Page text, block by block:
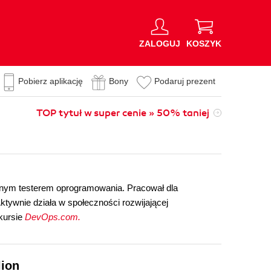
ZALOGUJ KOSZYK
Pobierz aplikację Bony Podaruj prezent
TOP tytuł w super cenie » 50% taniej
testerem oprogramowania. Pracował dla
działa w społeczności rozwijającej
DevOps.com.